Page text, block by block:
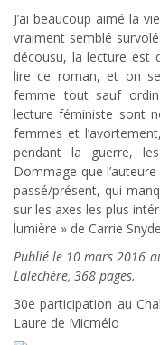
J’ai beaucoup aimé la
vraiment semblé
décousu, la lecture est
lire ce roman, et on
femme tout sauf
lecture féministe sont
femmes et
pendant la guerre,
Dommage que
passé/présent, qui
sur les axes les plus
lumière » de Carrie
Publié le 10 mars 2016
Lalechère, 368 pages.
30e participation au
Laure de Micmélo